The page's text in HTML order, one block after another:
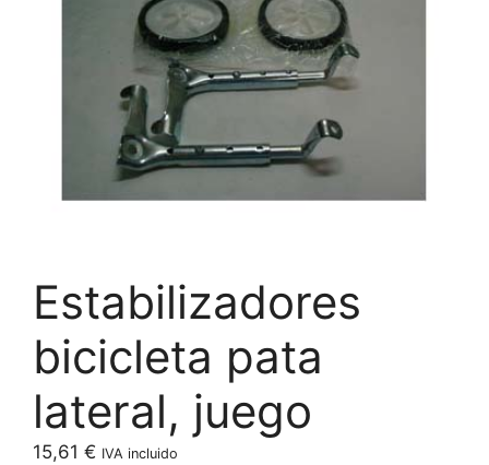
Estabilizadores
bicicleta pata
lateral, juego
15,61 € IVA incluido